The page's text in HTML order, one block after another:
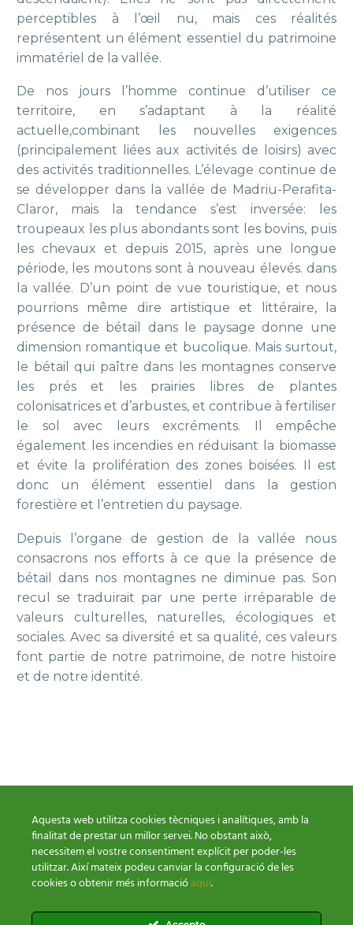
perceptibles à l’œil nu, mais ces réalités
représentent un élément essentiel du patrimoine
immatériel de la vallée.
De nos jours l’homme continue d’utiliser ce
territoire, en s’adaptant à la réalité
actuelle,combinant les nouvelles exigences
(principalement liées aux activités de loisirs) avec
des activités traditionnelles. L’élevage continue de
se développer dans la vallée de Madriu-Perafita-
Claror, mais la tendance s’est inversée: les
troupeaux les plus abondants sont les bovins, puis
les chevaux et depuis 2015, après une longue
période, les moutons sont à nouveau élevés. dans
la vallée. D’un point de vue touristique, et nous
pourrions même dire artistique et littéraire, la
présence de bétail dans le paysage donne une
dimension romantique et bucolique. Mais surtout,
le bétail qui paître dans les montagnes conserve
les prés et les prairies libres de plantes
colonisatrices et d’arbustes, et contribue à fertiliser
le sol avec leurs excréments. Il empêche
également les incendies en réduisant la biomasse
et évite la prolifération des zones boisées. Il est
donc un élément essentiel dans la gestion
forestière et l’entretien du paysage.
Depuis l’organe de gestion de la vallée nous
consacrons nos efforts à ce que la présence de
bétail dans nos montagnes ne diminue pas. Son
recul se traduirait par une perte irréparable de
valeurs culturelles, naturelles, écologiques et
sociales. Avec sa diversité et sa qualité, ces valeurs
font partie de notre patrimoine, de notre histoire
et de notre identité.
Conditions paiement
Polítique Cookies
Aquesta web utilitza cookies tècniques i analítiques, amb la
finalitat de prestar un millor servei. No obstant això,
necessitem el vostre consentiment explícit per poder-les
utilitzar. Així mateix podeu canviar la configuració de les
cookies o obtenir més informacióaquí.